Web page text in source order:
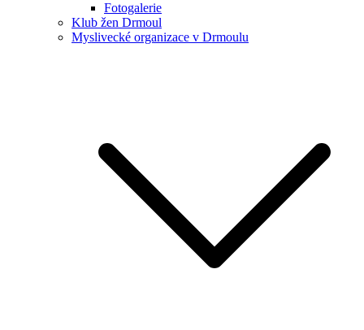
Fotogalerie
Klub žen Drmoul
Myslivecké organizace v Drmoulu